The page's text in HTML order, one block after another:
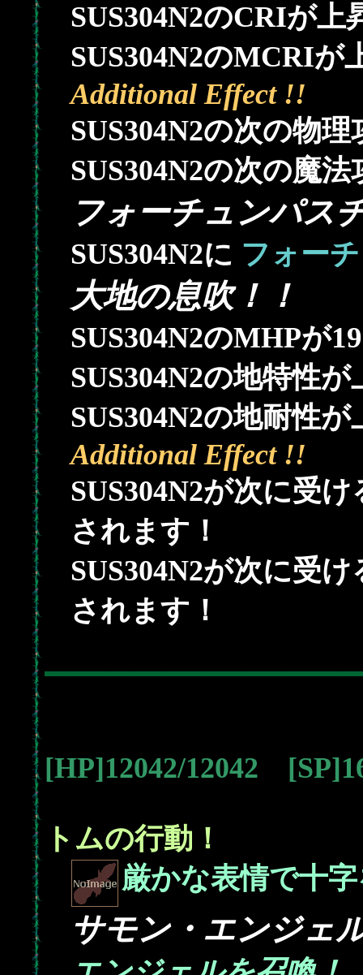
SUS304N2のCRIが上
SUS304N2のMCRIが
Additional Effect !!
SUS304N2の次の物
SUS304N2の次の魔
フォーチュンパス
SUS304N2に フォー
大地の息吹！！
SUS304N2のMHPが
SUS304N2の地特性が
SUS304N2の地耐性が
Additional Effect !!
SUS304N2が次に受
されます！
SUS304N2が次に受
されます！
[HP]12042/12042
トムの行動！
厳かな表情で十
サモン・エンジェ